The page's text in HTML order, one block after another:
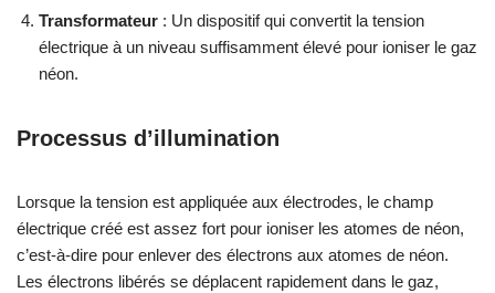
Transformateur : Un dispositif qui convertit la tension
électrique à un niveau suffisamment élevé pour ioniser le gaz
néon.
Processus d’illumination
Lorsque la tension est appliquée aux électrodes, le champ
électrique créé est assez fort pour ioniser les atomes de néon,
c’est-à-dire pour enlever des électrons aux atomes de néon.
Les électrons libérés se déplacent rapidement dans le gaz,